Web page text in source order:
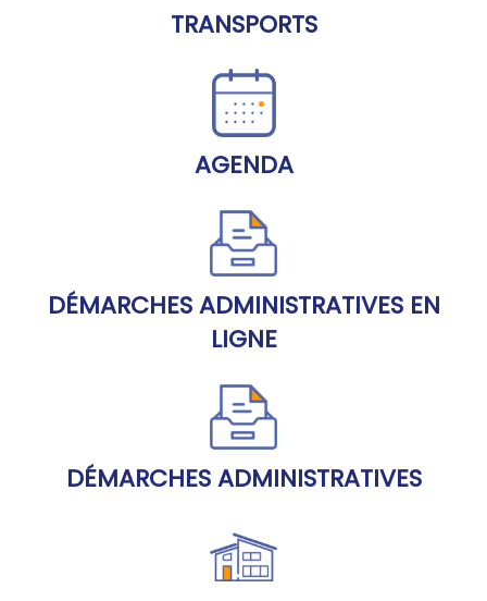
TRANSPORTS
AGENDA
DÉMARCHES ADMINISTRATIVES EN
LIGNE
DÉMARCHES ADMINISTRATIVES